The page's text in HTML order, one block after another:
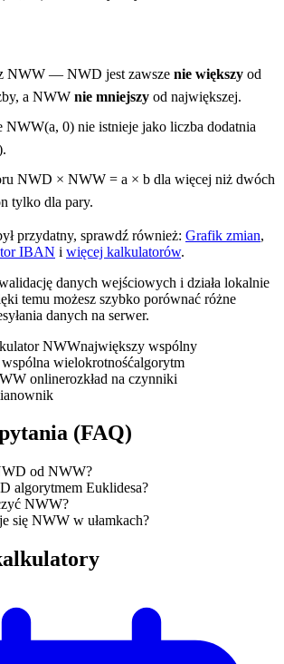
NWW — NWD jest zawsze nie większy od
a NWW nie mniejszy od największej.
NWW(a, 0) nie istnieje jako liczba dodatnia
NWD × NWW = a × b dla więcej niż dwóch
tylko dla pary.
przydatny, sprawdź również: Grafik zmian,
IBAN i więcej kalkulatorów.
danych wejściowych i działa lokalnie
temu możesz szybko porównać różne
danych na serwer.
NWWnajwiększy wspólny
wielokrotnośćalgorytm
onlinerozkład na czynniki
(FAQ)
od NWW?
algorytmem Euklidesa?
NWW?
się NWW w ułamkach?